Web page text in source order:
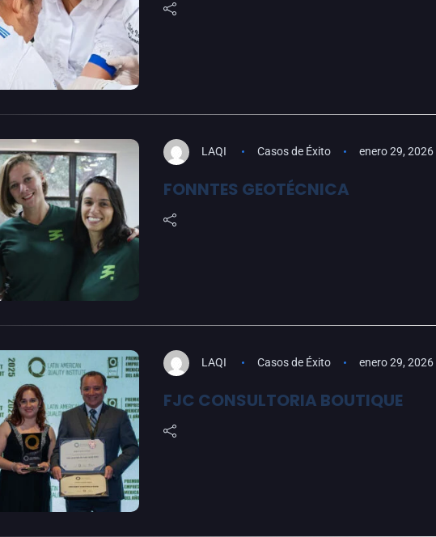
LAQI Casos de Éxito enero 29, 2026
FONNTES GEOTÉCNICA
LAQI Casos de Éxito enero 29, 2026
FJC CONSULTORIA BOUTIQUE